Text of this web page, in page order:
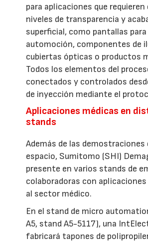
para aplicaciones que requieren
niveles de transparencia y
superficial, como pantallas para
automoción, componentes de
cubiertas ópticas o productos
Todos los elementos del
conectados y controlados
de inyección mediante el
Aplicaciones médicas en
stands
Además de las demostraciones
espacio, Sumitomo (SHI)
presente en varios stands de
colaboradoras con
al sector médico.
En el stand de micro
A5, stand A5-5117), una
fabricará tapones de